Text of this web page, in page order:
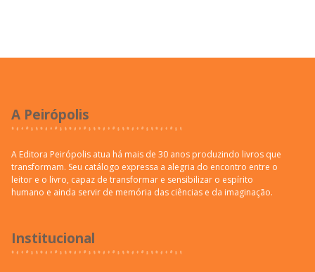
A Peirópolis
A Editora Peirópolis atua há mais de 30 anos produzindo livros que
transformam. Seu catálogo expressa a alegria do encontro entre o
leitor e o livro, capaz de transformar e sensibilizar o espírito
humano e ainda servir de memória das ciências e da imaginação.
Institucional